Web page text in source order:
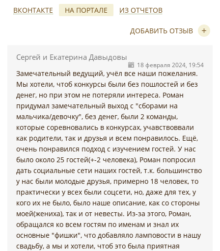
большинства гостей. Для каждой традиционной
активности я всегда могу предложить несколько
вариантов её альтернативного проведения.
мероприятия от подготовки до самого финала.
Я всегда на связи и готов ответить на любой ваш
вопрос, даже не относящиеся именно к моей работе.
Итогом совместной подготовки к вашему торжеству
является подробный тайминг предстоящего
мероприятия, который я предоставляю за несколько
дней до его проведения.
Грамотная речь, эмоциональная подача,
интеллигентный юмор и современная конкурсная
программа — слагаемые моего успеха.
Гарантией нашего сотрудничества является
официально оформленный договор, где есть
информация о продолжительности моей работы,
привлекаемых подрядчиках и страховка от форс-
мажорных ситуаций.
ВКОНТАКТЕ НА ПОРТАЛЕ ИЗ ОТЧЕТОВ
ДОБАВИТЬ ОТЗЫВ
*
*
Сергей и Екатерина Давыдовы
18 февраля 2024, 19:54
Замечательный ведущий, учёл все наши пожелания.
Мы хотели, чтоб конкурсы были без пошлостей и без
денег, но при этом не потеряли интереса. Роман
придумал замечательный выход с "сборами на
мальчика/девочку", без денег, были 2 команды,
которые соревновались в конкурсах, учавствоввали
как родители, так и друзья и всем понравилось. Ещё,
очень понравился подход с изучением гостей. У нас
было около 25 гостей(+-2 человека), Роман попросил
дать социальные сети наших гостей, т.к. большинство
у нас были молодые друзья, примерно 18 человек, то
практически у всех были соцсети, но, даже для тех, у
кого их не было, было наше описание, как со стороны
моей(жениха), так и от невесты. Из-за этого, Роман,
обращался ко всем гостям по именам и знал их
основные "фишки", что добавляло ламповости в нашу
свадьбу, а мы и хотели, чтоб это была приятная